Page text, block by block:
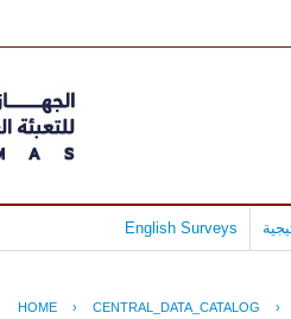
English Surveys
HOME › CENTRAL_DATA_CATALOG ›